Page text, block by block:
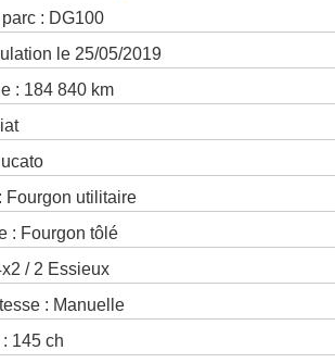
: DG100
le 25/05/2019
: 184 840 km
Fourgon utilitaire
: Fourgon tôlé
/ 2 Essieux
: Manuelle
145 ch